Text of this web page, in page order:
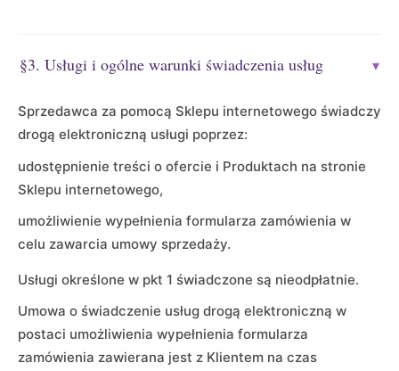
§3. Usługi i ogólne warunki świadczenia usług ▾
Sprzedawca za pomocą Sklepu internetowego świadczy
drogą elektroniczną usługi poprzez:
udostępnienie treści o ofercie i Produktach na stronie
Sklepu internetowego,
umożliwienie wypełnienia formularza zamówienia w
celu zawarcia umowy sprzedaży.
Usługi określone w pkt 1 świadczone są nieodpłatnie.
Umowa o świadczenie usług drogą elektroniczną w
postaci umożliwienia wypełnienia formularza
zamówienia zawierana jest z Klientem na czas